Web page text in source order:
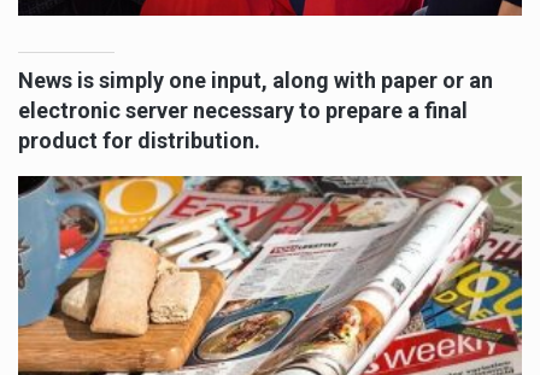
News is simply one input, along with paper or an
electronic server necessary to prepare a final
product for distribution.